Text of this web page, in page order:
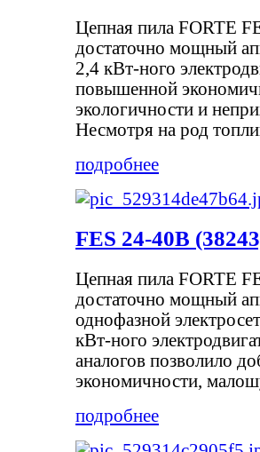
Цепная пила FORTE
достаточно мощный
2,4 кВт-ного
повышенной
экологичности и
Несмотря на род
подробнее
FES 24-40B
Цепная пила FORTE
достаточно мощный
однофазной
кВт-ного
аналогов позволило
экономичности,
подробнее